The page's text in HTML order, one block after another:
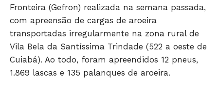
Fronteira (Gefron) realizada na semana passada,
com apreensão de cargas de aroeira
transportadas irregularmente na zona rural de
Vila Bela da Santíssima Trindade (522 a oeste de
Cuiabá). Ao todo, foram apreendidos 12 pneus,
1.869 lascas e 135 palanques de aroeira.